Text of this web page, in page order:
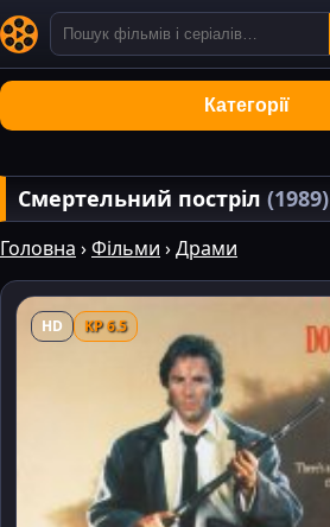
Категорії
Смертельний постріл (1989)
Головна ›Фільми ›Драми
HD KP 6.5